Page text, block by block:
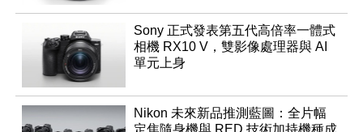
Sony 正式發表第五代高倍率一體式
相機 RX10 V，雙影像處理器與 AI
單元上身
Nikon 未來新品推測藍圖：全片幅
定焦隨身機與 RED 技術加持機種成